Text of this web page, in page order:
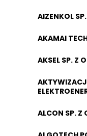
AIZENKOL
AKAMAI
AKSEL SP. Z
ALCON SP. Z